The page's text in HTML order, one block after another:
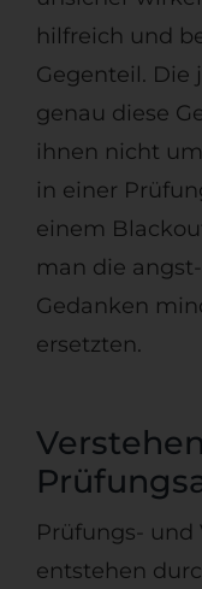
hilfreich und
Gegenteil. Die
genau diese
ihnen nicht
in einer
einem
man die
Gedanken
ersetzten.
Prüfungs- und
entstehen